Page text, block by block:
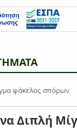
φάκελος σπόρων
Διπλή